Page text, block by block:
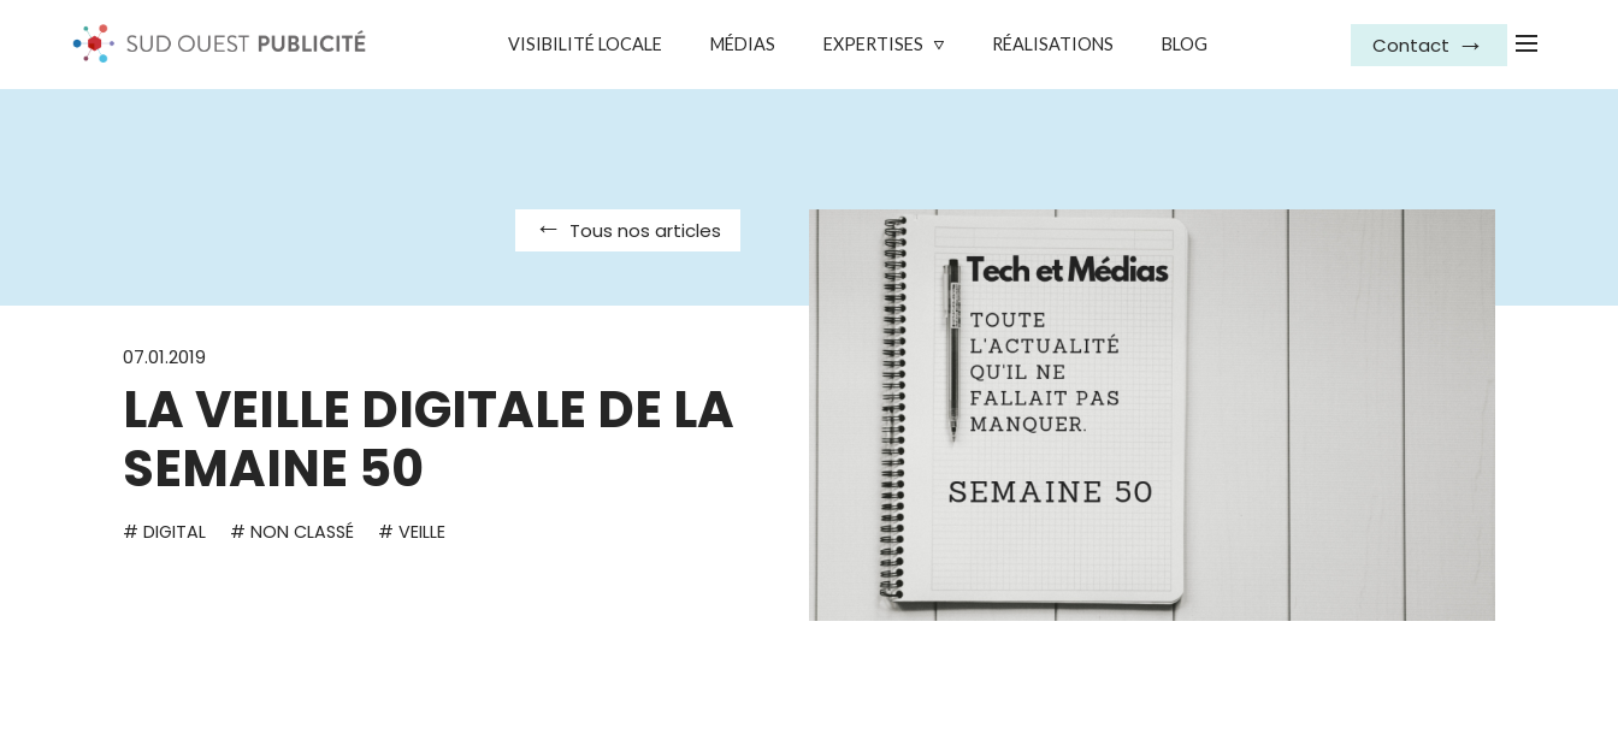
VISIBILITÉ LOCALE MÉDIAS EXPERTISES RÉALISATIONS BLOG Contact
Tous nos articles
07.01.2019
LA VEILLE DIGITALE DE LA
SEMAINE 50
# DIGITAL # NON CLASSÉ # VEILLE